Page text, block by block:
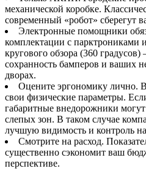
механической коробке.
современный «робот» сберегут
Электронные помощники
комплектации с парктрониками
кругового обзора (360
сохранность бамперов и ваших
дворах.
Оцените эргономику лично.
свои физические параметры.
габаритные внедорожники могут
слепых зон. В таком случае
лучшую видимость и контроль
Смотрите на расход.
существенно сэкономит ваш
перспективе.